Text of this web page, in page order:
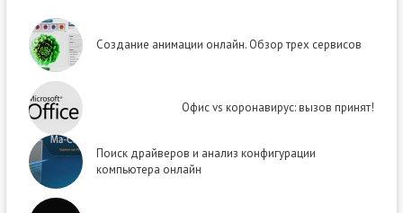
Создание анимации онлайн. Обзор трех сервисов
Офис vs коронавирус: вызов принят!
Поиск драйверов и анализ конфигурации
компьютера онлайн